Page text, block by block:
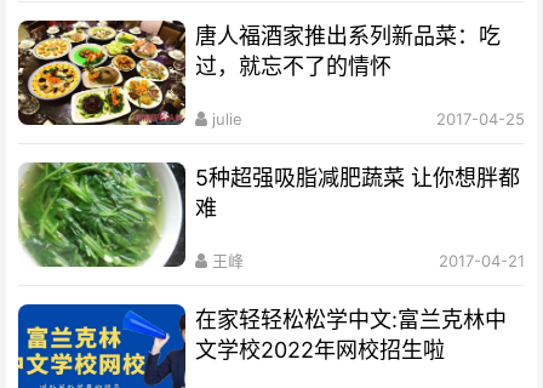
唐人福酒家推出系列新品菜：吃
过，就忘不了的情怀
julie 2017-04-25
5种超强吸脂减肥蔬菜 让你想胖都
难
王峰 2017-04-21
在家轻轻松松学中文:富兰克林中
文学校2022年网校招生啦